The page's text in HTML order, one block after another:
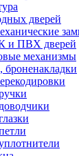
дверей
и ПВХ дверей
механизмы
броненакладки